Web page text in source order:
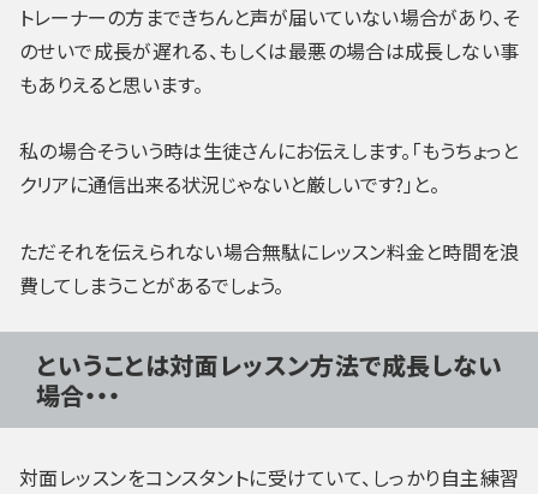
トレーナーの方まできちんと声が届いていない場合があり、そ
のせいで成長が遅れる、もしくは最悪の場合は成長しない事
もありえると思います。
私の場合そういう時は生徒さんにお伝えします。「もうちょっと
クリアに通信出来る状況じゃないと厳しいです?」と。
ただそれを伝えられない場合無駄にレッスン料金と時間を浪
費してしまうことがあるでしょう。
ということは対面レッスン方法で成長しない
場合・・・
対面レッスンをコンスタントに受けていて、しっかり自主練習